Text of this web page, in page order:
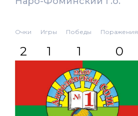
Очки
2
Игры
1
Победы
1
Поражения
0